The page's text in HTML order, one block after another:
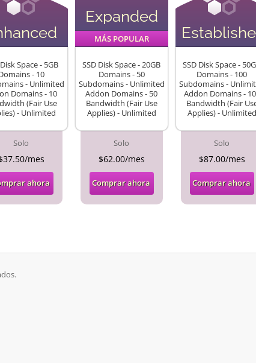
Space - 5GB
- 10
- Unlimited
Domains - 10
(Fair Use
- Unlimited
Solo
mes
ahora
Expanded
MÁS POPULAR
SSD Disk Space - 20GB
Domains - 50
Subdomains - Unlimited
Addon Domains - 50
Bandwidth (Fair Use
Applies) - Unlimited
Solo
$62.00/mes
Comprar ahora
SSD Disk Space -
Domains - 100
Subdomains -
Addon Domains -
Bandwidth (Fair
Applies) - Unlimited
Solo
$87.00/mes
Comprar ahora